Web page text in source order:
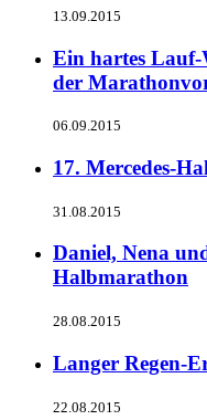
13.09.2015
Ein hartes Lauf-
der
06.09.2015
17. Mercedes-
31.08.2015
Daniel, Nena
Halbmarathon
28.08.2015
Langer Regen-
22.08.2015